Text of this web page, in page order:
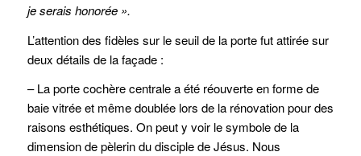
je serais honorée ».
L’attention des fidèles sur le seuil de la porte fut attirée sur
deux détails de la façade :
– La porte cochère centrale a été réouverte en forme de
baie vitrée et même doublée lors de la rénovation pour des
raisons esthétiques. On peut y voir le symbole de la
dimension de pèlerin du disciple de Jésus. Nous